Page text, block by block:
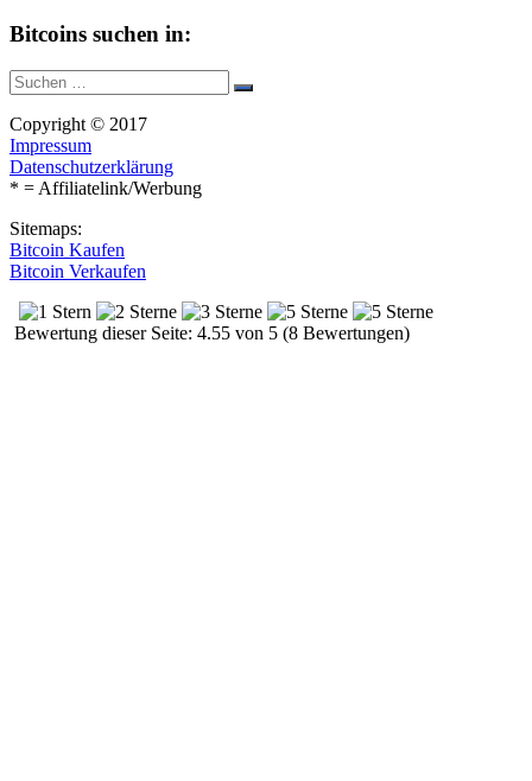
Bitcoins suchen in:
Suche
nach:
Suchen
Copyright © 2017
Impressum
Datenschutzerklärung
* = Affiliatelink/Werbung
Sitemaps:
Bitcoin Kaufen
Bitcoin Verkaufen
Bewertung dieser Seite: 4.55 von 5 (8 Bewertungen)